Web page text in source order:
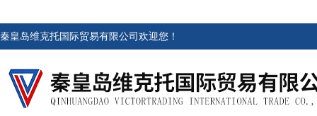
秦皇岛维克托国际贸易有限公司欢迎您！